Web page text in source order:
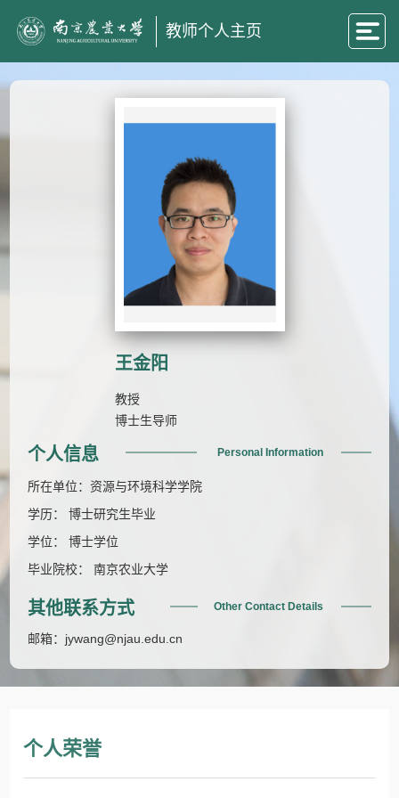
教师个人主页
王金阳
教授
博士生导师
个人信息 Personal Information
所在单位：资源与环境科学学院
学历： 博士研究生毕业
学位： 博士学位
毕业院校： 南京农业大学
其他联系方式 Other Contact Details
邮箱： jywang@njau.edu.cn
个人荣誉